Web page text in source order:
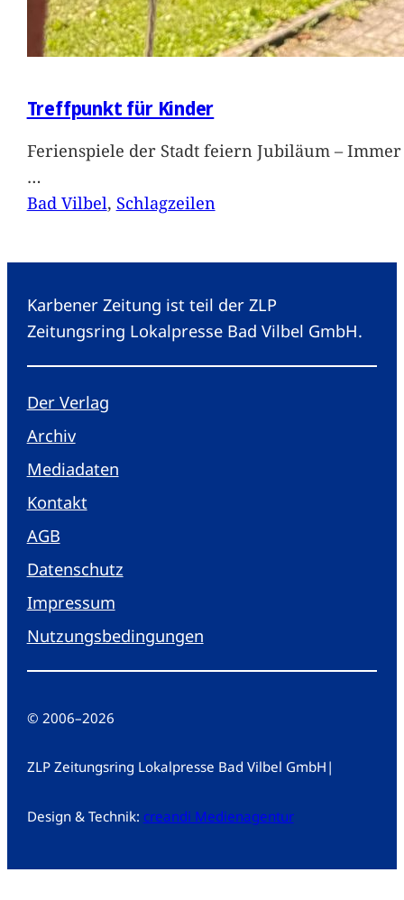
Treffpunkt für Kinder
Ferienspiele der Stadt feiern Jubiläum –
…
Bad Vilbel, Schlagzeilen
Karbener Zeitung ist teil der ZLP
Zeitungsring Lokalpresse Bad Vilbel GmbH.
Der Verlag
Archiv
Mediadaten
Kontakt
AGB
Datenschutz
Impressum
Nutzungsbedingungen
© 2006–2026
ZLP Zeitungsring Lokalpresse Bad Vilbel GmbH |
Design & Technik: creandi Medienagentur